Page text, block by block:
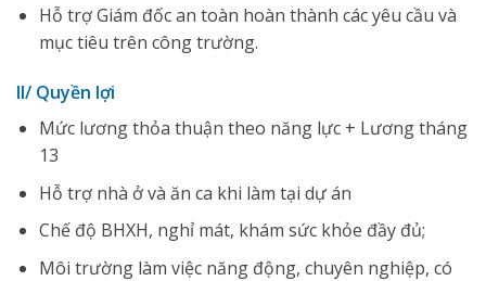
Hỗ trợ Giám đốc an toàn hoàn thành các yêu cầu và
mục tiêu trên công trường.
II/ Quyền lợi
Mức lương thỏa thuận theo năng lực + Lương tháng
13
Hỗ trợ nhà ở và ăn ca khi làm tại dự án
Chế độ BHXH, nghỉ mát, khám sức khỏe đầy đủ;
Môi trường làm việc năng động, chuyên nghiệp, có